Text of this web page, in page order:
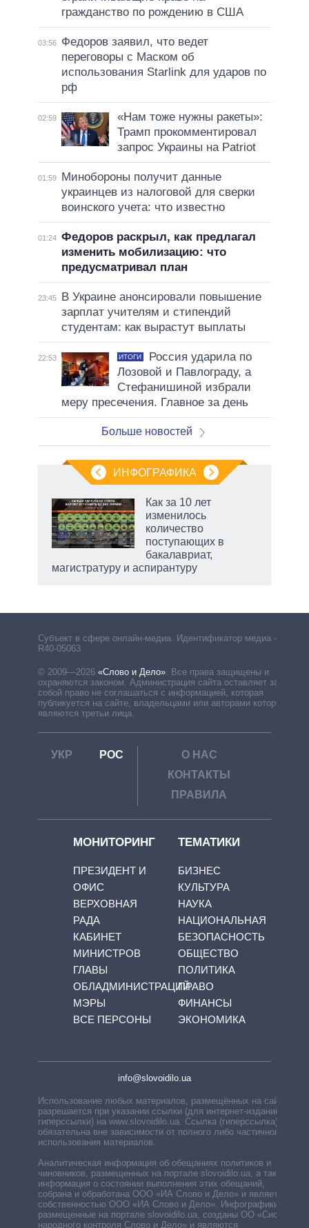
гражданство по рождению в США
03:56
Федоров заявил, что ведет
переговоры с Маском об
использования Starlink для ударов по
рф
02:59
«Нам тоже нужны ракеты»:
Трамп прокомментировал
запрос Украины на Patriot
01:59
Минобороны получит данные
украинцев из налоговой для сверки
воинского учета: что известно
01:24 Федоров раскрыл, как предлагал
изменить мобилизацию: что
предусматривал план
23:45
В Украине анонсировали повышение
зарплат учителям и стипендий
студентам: как вырастут выплаты
22:53 ИТОГИ
Россия ударила по
Лозовой и Павлограду, а
Стефанишиной избрали
меру пресечения. Главное за день
Больше новостей
ИНФОГРАФИКА
Как за 10 лет
изменилось
количество
поступающих в
бакалавриат,
магистратуру и аспирантуру
Субъект в сфере онлайн-медиа. Идентификатор медиа –
R40-05063
© 2009—2026 «Слово и Дело». Все права защищены и
охраняются законом. Администрация сайта оставляет за
собой право не соглашаться с информацией, которая
публикуется на сайте, владельцами или авторами которой
являются третьи лица.
УКР РОС
О НАС
КОНТАКТЫ
ПРАВИЛА
МОНИТОРИНГ
ПРЕЗИДЕНТ И
ОФИС
ВЕРХОВНАЯ
РАДА
КАБИНЕТ
МИНИСТРОВ
ГЛАВЫ
ОБЛАДМИНИСТРАЦИЙ
МЭРЫ
ВСЕ ПЕРСОНЫ
ТЕМАТИКИ
БИЗНЕС
КУЛЬТУРА
НАУКА
НАЦИОНАЛЬНАЯ
БЕЗОПАСНОСТЬ
ОБЩЕСТВО
ПОЛИТИКА
ПРАВО
ФИНАНСЫ
ЭКОНОМИКА
info@slovoidilo.ua
Использование любых материалов, размещённых на сайте,
разрешается при указании ссылки (для интернет-изданий —
гиперссылки) на www.slovoidilo.ua. Ссылка (гиперссылка)
обязательна вне зависимости от полного либо частичного
использования материалов.
Аналитическая информация об обещаниях политиков и
чиновников, размещенных на портале slovoidilo.ua, а также
информация о состоянии выполнения этих обещаний,
собрана и обработана ООО «ИА Слово и Дело» и является
собственностью ООО «ИА Слово и Дело». Инфографики,
размещенные на портале slovoidilo.ua, созданы ОО «Система
народного контроля Слово и Дело» и являются